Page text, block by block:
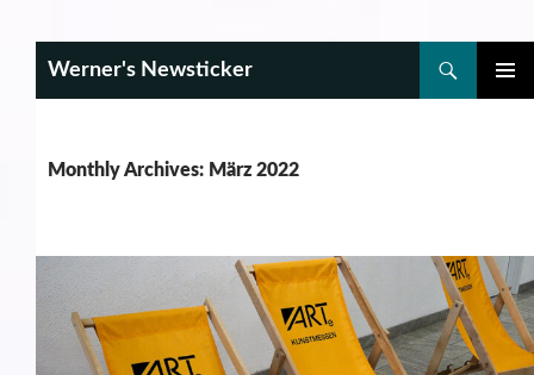
Werner's Newsticker
Monthly Archives: März 2022